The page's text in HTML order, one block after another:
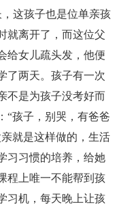
这孩子也是位单亲孩
就离开了，而这位父
给女儿疏头发，他便
了两天。孩子有一次
不是为孩子没考好而
“孩子，别哭，有爸爸
就是这样做的，生活
习习惯的培养，给她
程上唯一不能帮到孩
习机，每天晚上让孩